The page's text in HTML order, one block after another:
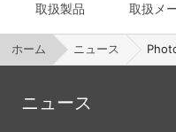
取扱製品 取扱メ
ホーム ニュース
ニュース